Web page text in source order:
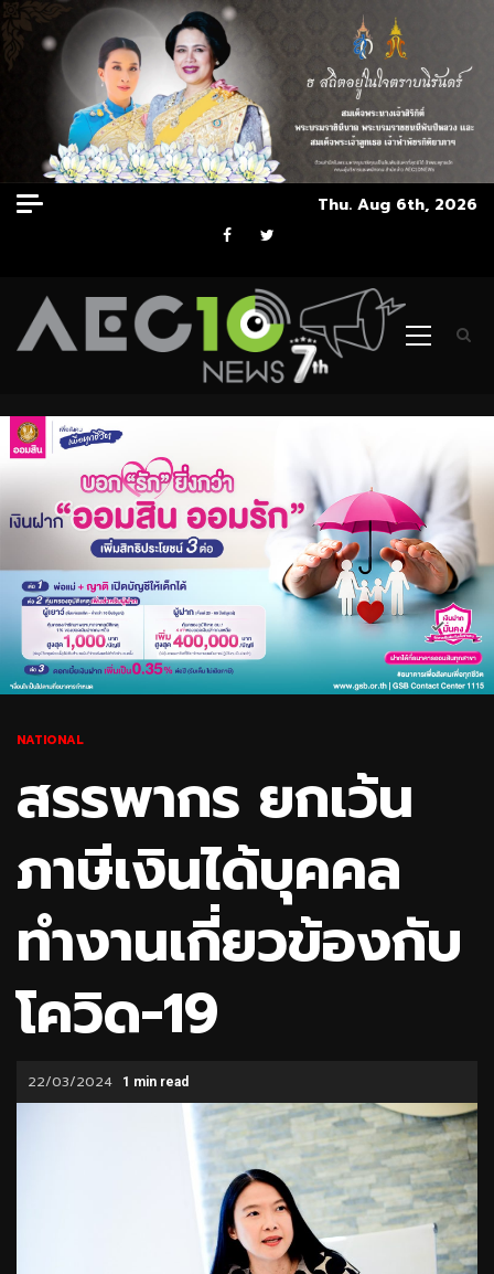
Skip
to
Thu. Aug 6th, 2026
Facebook
Twitter
Primary
NATIONAL
สรรพากร ยกเว้น
ภาษีเงินได้บุคคล
ทำงานเกี่ยวข้องกับ
โควิด-19
22/03/2024 1 min read